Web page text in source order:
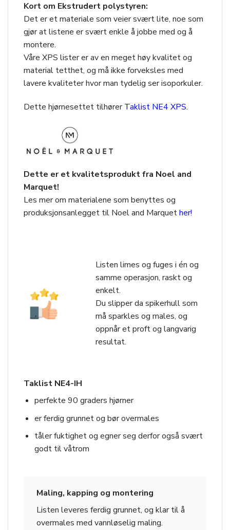
Kort om Ekstrudert polystyren:
Det er et materiale som veier svært lite, noe som
gjør at listene er svært enkle å jobbe med og å
montere.
Våre XPS lister er av en meget høy kvalitet og
material tetthet, og må ikke forveksles med
lavere kvaliteter hvor man tydelig ser isoporkuler.
Dette hjørnesettet tilhørerTaklist NE4 XPS.
Dette er et kvalitetsprodukt fra Noel and
Marquet!
Les mer om materialene som benyttes og
produksjonsanlegget til Noel and Marquether!
Listen limes og fuges i én og
samme operasjon, raskt og
enkelt.
Du slipper da spikerhull som
må sparkles og males, og
oppnår et proft og langvarig
resultat.
Taklist NE4-IH
perfekte 90 graders hjørner
er ferdig grunnet og bør overmales
tåler fuktighet og egner seg derfor også svært
godt til våtrom
Maling, kapping og montering
Listen leveres ferdig grunnet, og klar til å
overmales med vannløselig maling.